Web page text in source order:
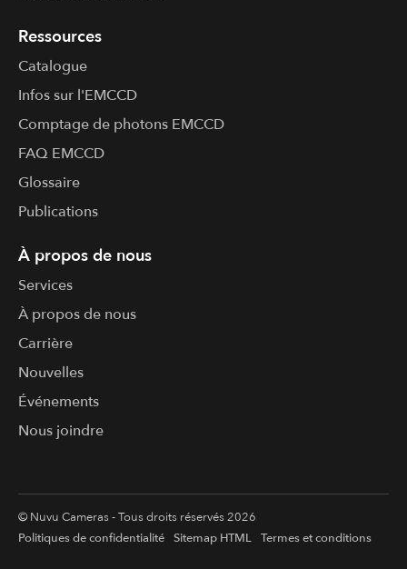
Ressources
Catalogue
Infos sur l'​EMCCD
Comptage de photons EMCCD
FAQ EMCCD
Glossaire
Publications
À propos de nous
Services
À propos de nous
Carrière
Nouvelles
Événements
Nous joindre
© Nuvu Cameras - Tous droits réservés 2026
Politiques de confidentialité Sitemap HTML Termes et conditions